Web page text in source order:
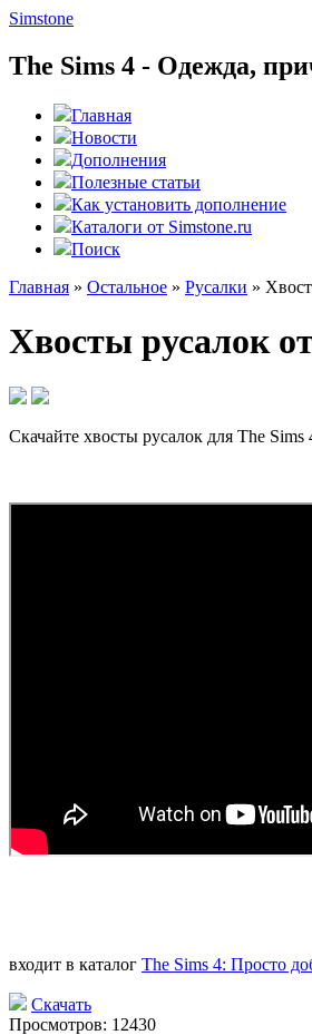
Simstone
The Sims 4 - Одежда,
Главная
Новости
Дополнения
Полезные статьи
Как установить дополнение
Каталоги от Simstone.ru
Поиск
Главная » Остальное » Русалки »
Хвосты русалок
Скачайте хвосты русалок для The Sims
входит в каталог The Sims 4: Просто
Скачать
Просмотров: 12430